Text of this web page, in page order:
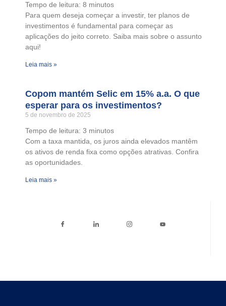
Tempo de leitura: 8 minutos
Para quem deseja começar a investir, ter planos de
investimentos é fundamental para começar as
aplicações do jeito correto. Saiba mais sobre o assunto
aqui!
Leia mais »
Copom mantém Selic em 15% a.a. O que
esperar para os investimentos?
5 de novembro de 2025
Tempo de leitura: 3 minutos
Com a taxa mantida, os juros ainda elevados mantêm
os ativos de renda fixa como opções atrativas. Confira
as oportunidades.
Leia mais »